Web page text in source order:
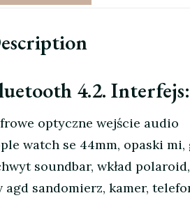
4.2.
optyczne wejście audio
watch se 44mm, opaski
soundbar, wkład
agd sandomierz, kamer,